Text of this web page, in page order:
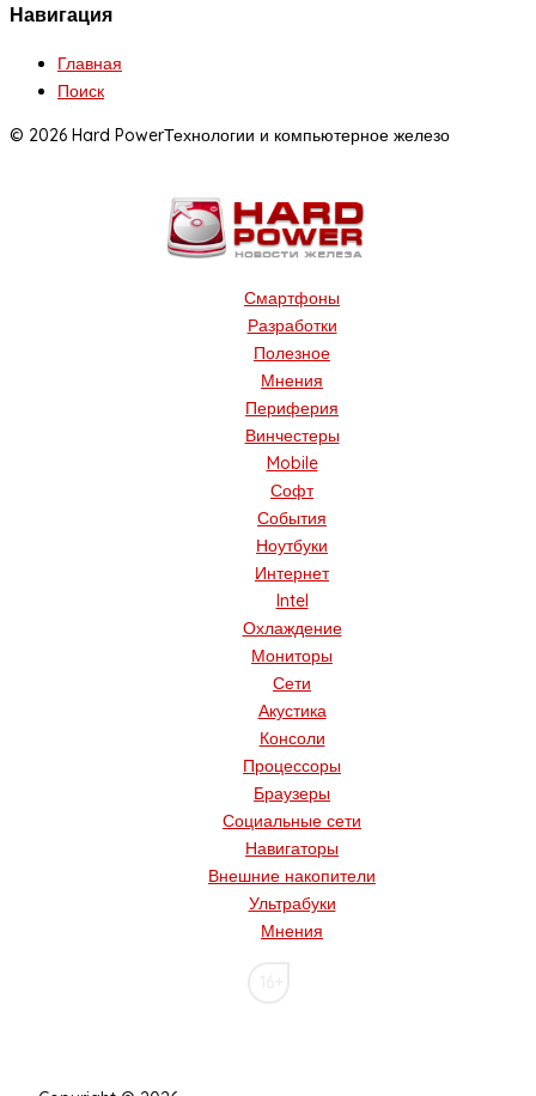
Навигация
Главная
Поиск
© 2026 Hard PowerТехнологии и компьютерное железо
Смартфоны
Разработки
Полезное
Мнения
Периферия
Винчестеры
Mobile
Софт
События
Ноутбуки
Интернет
Intel
Охлаждение
Мониторы
Сети
Акустика
Консоли
Процессоры
Браузеры
Социальные сети
Навигаторы
Внешние накопители
Ультрабуки
Мнения